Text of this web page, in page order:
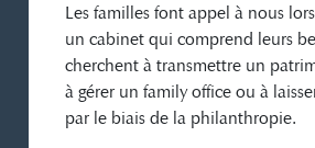
Les familles font appel à nous
un cabinet qui comprend leurs
cherchent à transmettre un
à gérer un family office ou à
par le biais de la philanthropie.